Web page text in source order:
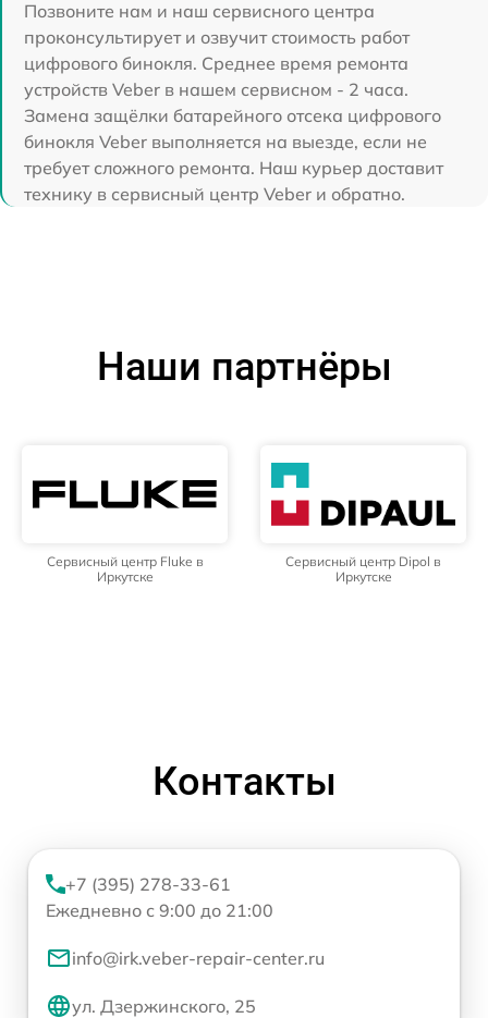
Позвоните нам и наш сервисного центра
проконсультирует и озвучит стоимость работ
цифрового бинокля. Среднее время ремонта
устройств Veber в нашем сервисном - 2 часа.
Замена защёлки батарейного отсека цифрового
бинокля Veber выполняется на выезде, если не
требует сложного ремонта. Наш курьер доставит
технику в сервисный центр Veber и обратно.
Наши партнёры
Сервисный центр Fluke в
Иркутске
Сервисный центр Dipol в
Иркутске
Контакты
+7 (395) 278-33-61
Ежедневно с 9:00 до 21:00
info@irk.veber-repair-center.ru
ул. Дзержинского, 25